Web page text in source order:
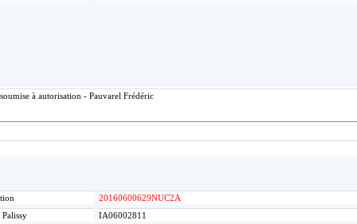
à autorisation - Pauvarel Frédéric
20160600629NUC2A
IA06002811